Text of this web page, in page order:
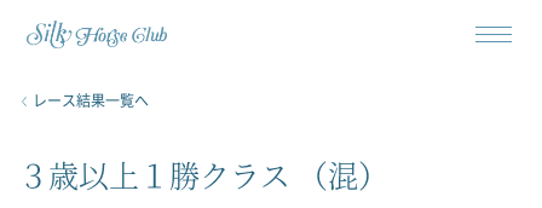
レース結果一覧へ
３歳以上１勝クラス （混）